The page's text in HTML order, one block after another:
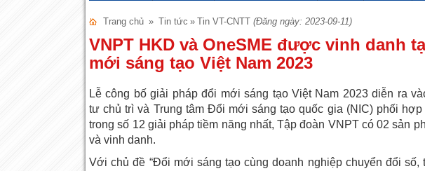
Trang chủ » Tin tức » Tin VT-CNTT (Đăng ngày: 2023-09-11)
VNPT HKD và OneSME được vinh danh
mới sáng tạo Việt Nam 2023
Lễ công bố giải pháp đổi mới sáng tạo Việt Nam 2023 diễn ra
tư chủ trì và Trung tâm Đổi mới sáng tạo quốc gia (NIC) phối
trong số 12 giải pháp tiềm năng nhất, Tập đoàn VNPT có 02 sản
và vinh danh.
Với chủ đề “Đổi mới sáng tạo cùng doanh nghiệp chuyển đổi